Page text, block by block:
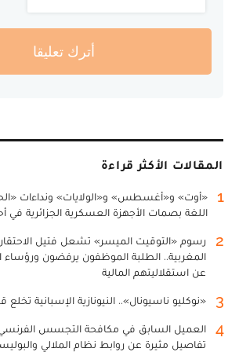
أترك تعليقا
المقالات الأكثر قراءة
1
«أوت» و«أغسطس» و«الولايات» ونداءات
اللغة بصمات الأجهزة العسكرية الجزائرية في
2
رسوم «التوقيت الميسر» تشعل فتيل
المغربية.. الطلبة الموظفون يرفضون ورؤساء
عن استقلاليتهم المالية
3 «نوكليو ناسيونال».. النيونازية الإسبانية تخلع
4
العميل السابق في مكافحة التجسس
تفاصيل مثيرة عن روابط نظام الملالي